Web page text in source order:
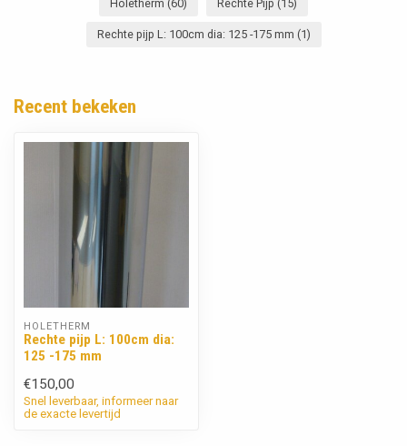
Holetherm (60) Rechte Pijp (15)
Rechte pijp L: 100cm dia: 125 -175 mm (1)
Recent bekeken
HOLETHERM
Rechte pijp L: 100cm dia:
125 -175 mm
€150,00
Snel leverbaar, informeer naar
de exacte levertijd